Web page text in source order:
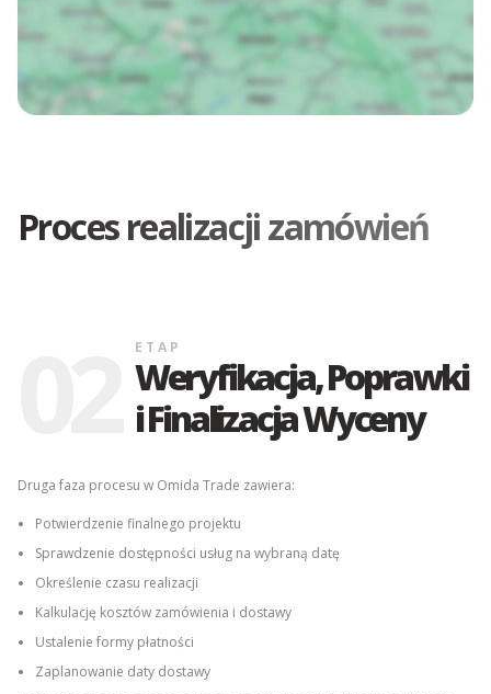
Proces realizacji zamówień
ETAP
Kompletacja
zamówienia i dostawa
Na tym etapie przygotowujemy dokumentację oraz organizujemy
transportu kontenerów za granicę organizujemy odbiór z depotu oraz
transport we wskazane miejsce w Europie.
Po przybyciu na miejsce docelowe, kontenery są rozładowywane we
wskazany miejscu zgodnie z warunkami dostawy.